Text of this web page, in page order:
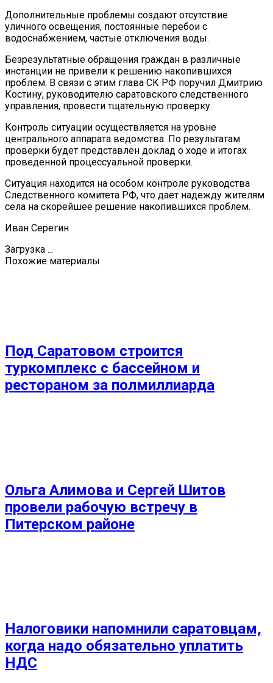
Дополнительные проблемы создают отсутствие
уличного освещения, постоянные перебои с
водоснабжением, частые отключения воды.
Безрезультатные обращения граждан в различные
инстанции не привели к решению накопившихся
проблем. В связи с этим глава СК РФ поручил Дмитрию
Костину, руководителю саратовского следственного
управления, провести тщательную проверку.
Контроль ситуации осуществляется на уровне
центрального аппарата ведомства. По результатам
проверки будет представлен доклад о ходе и итогах
проведенной процессуальной проверки.
Ситуация находится на особом контроле руководства
Следственного комитета РФ, что дает надежду жителям
села на скорейшее решение накопившихся проблем.
Иван Серегин
Загрузка ...
Похожие материалы
Под Саратовом строится
туркомплекс с бассейном и
рестораном за полмиллиарда
Ольга Алимова и Сергей Шитов
провели рабочую встречу в
Питерском районе
Налоговики напомнили саратовцам,
когда надо обязательно уплатить
НДС